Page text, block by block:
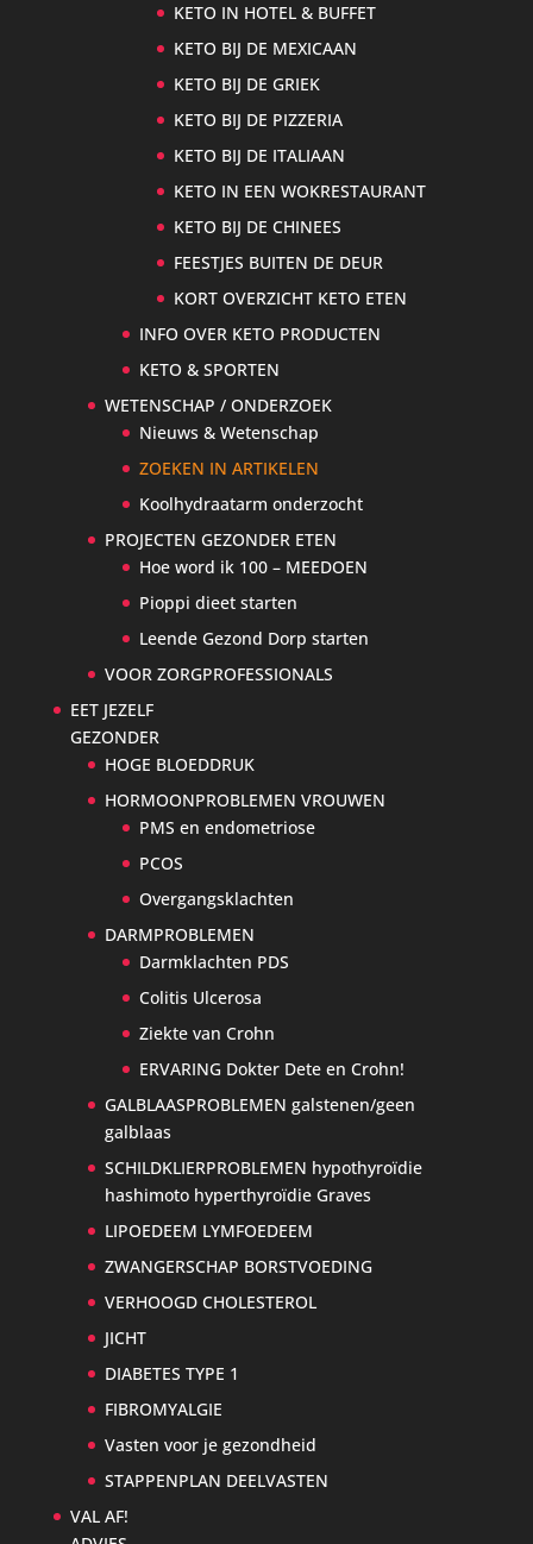
KETO IN HOTEL & BUFFET
KETO BIJ DE MEXICAAN
KETO BIJ DE GRIEK
KETO BIJ DE PIZZERIA
KETO BIJ DE ITALIAAN
KETO IN EEN WOKRESTAURANT
KETO BIJ DE CHINEES
FEESTJES BUITEN DE DEUR
KORT OVERZICHT KETO ETEN
INFO OVER KETO PRODUCTEN
KETO & SPORTEN
WETENSCHAP / ONDERZOEK
Nieuws & Wetenschap
ZOEKEN IN ARTIKELEN
Koolhydraatarm onderzocht
PROJECTEN GEZONDER ETEN
Hoe word ik 100 – MEEDOEN
Pioppi dieet starten
Leende Gezond Dorp starten
VOOR ZORGPROFESSIONALS
EET JEZELF
GEZONDER
HOGE BLOEDDRUK
HORMOONPROBLEMEN VROUWEN
PMS en endometriose
PCOS
Overgangsklachten
DARMPROBLEMEN
Darmklachten PDS
Colitis Ulcerosa
Ziekte van Crohn
ERVARING Dokter Dete en Crohn!
GALBLAASPROBLEMEN galstenen/geen
galblaas
SCHILDKLIERPROBLEMEN hypothyroïdie
hashimoto hyperthyroïdie Graves
LIPOEDEEM LYMFOEDEEM
ZWANGERSCHAP BORSTVOEDING
VERHOOGD CHOLESTEROL
JICHT
DIABETES TYPE 1
FIBROMYALGIE
Vasten voor je gezondheid
STAPPENPLAN DEELVASTEN
VAL AF!